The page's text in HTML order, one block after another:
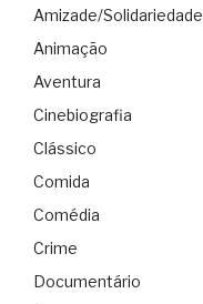
Amizade/Solidariedade
Animação
Aventura
Cinebiografia
Clássico
Comida
Comédia
Crime
Documentário